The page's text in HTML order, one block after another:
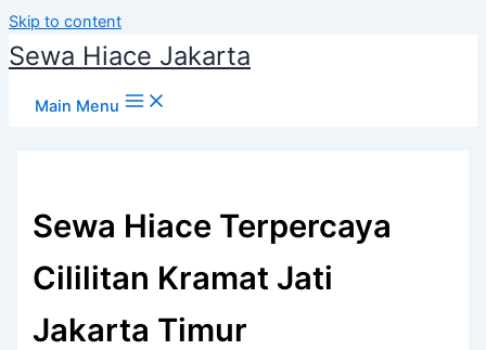
Skip to content
Sewa Hiace Jakarta
Main Menu
Sewa Hiace Terpercaya
Cililitan Kramat Jati
Jakarta Timur